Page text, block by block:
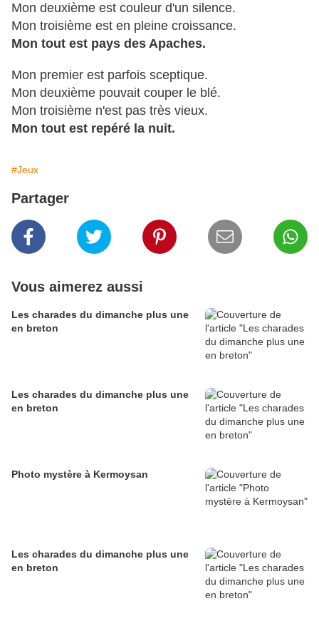
Mon deuxième est couleur d'un silence.
Mon troisième est en pleine croissance.
Mon tout est pays des Apaches.
Mon premier est parfois sceptique.
Mon deuxième pouvait couper le blé.
Mon troisième n'est pas très vieux.
Mon tout est repéré la nuit.
#Jeux
Partager
Vous aimerez aussi
Les charades du dimanche plus une
en breton
Les charades du dimanche plus une
en breton
Photo mystère à Kermoysan
Les charades du dimanche plus une
en breton